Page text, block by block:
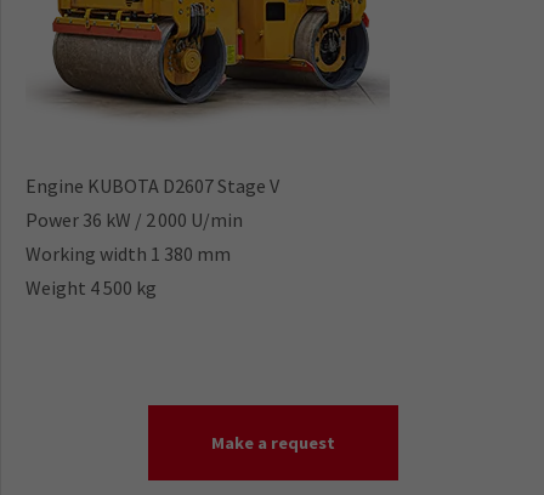
Engine KUBOTA D2607 Stage V
Power 36 kW / 2 000 U/min
Working width 1 380 mm
Weight 4 500 kg
Make a request